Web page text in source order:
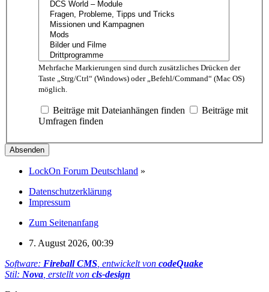
Mehrfache Markierungen sind durch zusätzliches Drücken der
Taste „Strg/Ctrl“ (Windows) oder „Befehl/Command“ (Mac OS)
möglich.
Beiträge mit Dateianhängen finden
Beiträge mit
Umfragen finden
LockOn Forum Deutschland »
Datenschutzerklärung
Impressum
Zum Seitenanfang
7. August 2026, 00:39
Software: Fireball CMS, entwickelt von codeQuake
Stil: Nova, erstellt von cls-design